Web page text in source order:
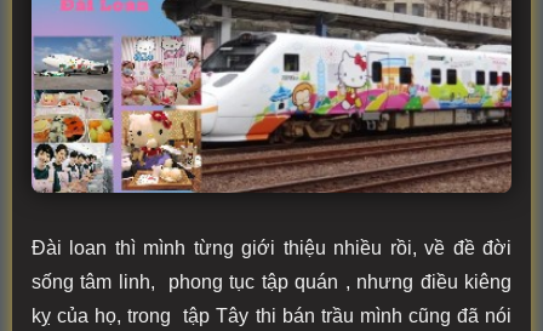
Đài loan thì mình từng giới thiệu nhiều rồi, về đề đời
sống tâm linh, phong tục tập quán , nhưng điều kiêng
kỵ của họ, trong tập Tây thi bán trầu mình cũng đã nói